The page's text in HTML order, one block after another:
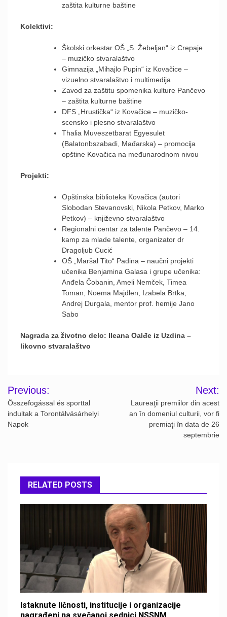
zaštita kulturne baštine
Kolektivi:
Školski orkestar OŠ „S. Žebeljan“ iz Crepaje
– muzičko stvaralaštvo
Gimnazija „Mihajlo Pupin“ iz Kovačice –
vizuelno stvaralaštvo i multimedija
Zavod za zaštitu spomenika kulture Pančevo
– zaštita kulturne baštine
DFS „Hrustička“ iz Kovačice – muzičko-
scensko i plesno stvaralaštvo
Thalia Muveszetbarat Egyesulet
(Balatonbszabadi, Mađarska) – promocija
opštine Kovačica na međunarodnom nivou
Projekti:
Opštinska biblioteka Kovačica (autori
Slobodan Stevanovski, Nikola Petkov, Marko
Petkov) – književno stvaralaštvo
Regionalni centar za talente Pančevo – 14.
kamp za mlade talente, organizator dr
Dragoljub Cucić
OŠ „Maršal Tito“ Padina – naučni projekti
učenika Benjamina Galasa i grupe učenika:
Anđela Čobanin, Ameli Nemček, Timea
Toman, Noema Majdlen, Izabela Brtka,
Andrej Durgala, mentor prof. hemije Jano
Sabo
Nagrada za životno delo: Ileana Oalđe iz Uzdina –
likovno stvaralaštvo
Post
navigation
Previous:
Összefogással és sporttal
indultak a Torontálvásárhelyi
Napok
Next:
Laureaţii premiilor din acest
an în domeniul culturii, vor fi
premiaţi în data de 26
septembrie
RELATED POSTS
Istaknute ličnosti, institucije i organizacije